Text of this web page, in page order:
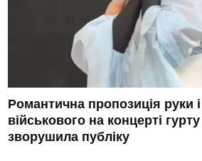
Романтична пропозиція руки
військового на концерті
зворушила публіку